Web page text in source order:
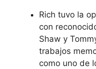
Rich tuvo la
con
Shaw y
trabajos
como uno de